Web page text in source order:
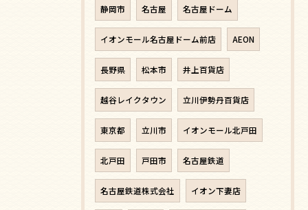
静岡市 名古屋 名古屋ドーム
イオンモール名古屋ドーム前店 AEON
長野県 松本市 井上百貨店
越谷レイクタウン 立川伊勢丹百貨店
東京都 立川市 イオンモール北戸田
北戸田 戸田市 名古屋鉄道
名古屋鉄道株式会社 イオン下妻店